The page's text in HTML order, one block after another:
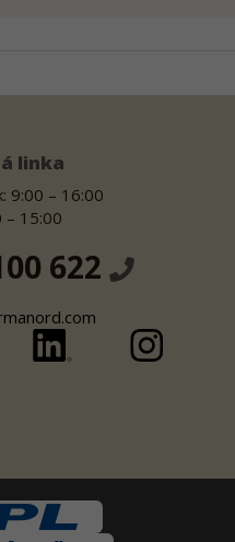
linka
9:00 – 16:00
– 15:00
622